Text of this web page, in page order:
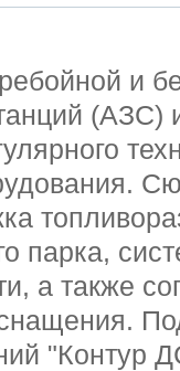
и
(АЗС)
парка,
а также
"Контур